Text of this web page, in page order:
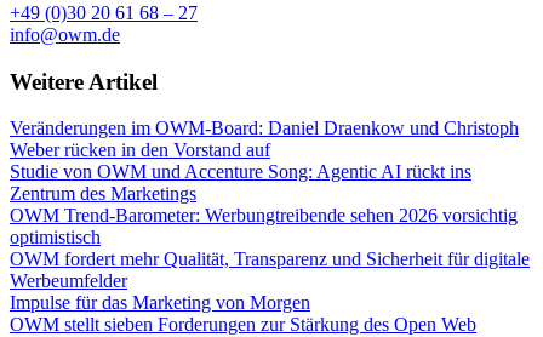
+49 (0)30 20 61 68 – 27
info@owm.de
Weitere Artikel
Veränderungen im OWM-Board: Daniel Draenkow und Christoph
Weber rücken in den Vorstand auf
Studie von OWM und Accenture Song: Agentic AI rückt ins
Zentrum des Marketings
OWM Trend-Barometer: Werbungtreibende sehen 2026 vorsichtig
optimistisch
OWM fordert mehr Qualität, Transparenz und Sicherheit für digitale
Werbeumfelder
Impulse für das Marketing von Morgen
OWM stellt sieben Forderungen zur Stärkung des Open Web